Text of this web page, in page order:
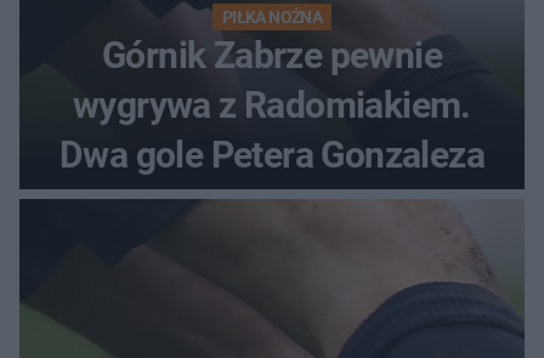
PIŁKA NOŻNA
Górnik Zabrze pewnie
wygrywa z Radomiakiem.
Dwa gole Petera Gonzaleza